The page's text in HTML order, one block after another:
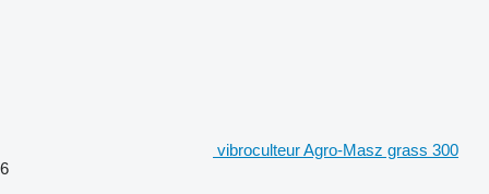
vibroculteur Agro-Masz grass 300
6